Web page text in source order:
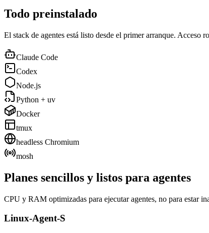
Todo preinstalado
El stack de agentes está listo desde el primer arranque. Acceso
Claude Code
Codex
Node.js
Python + uv
Docker
tmux
headless Chromium
mosh
Planes sencillos y listos para agentes
CPU y RAM optimizadas para ejecutar agentes, no para estar
Linux-Agent-S